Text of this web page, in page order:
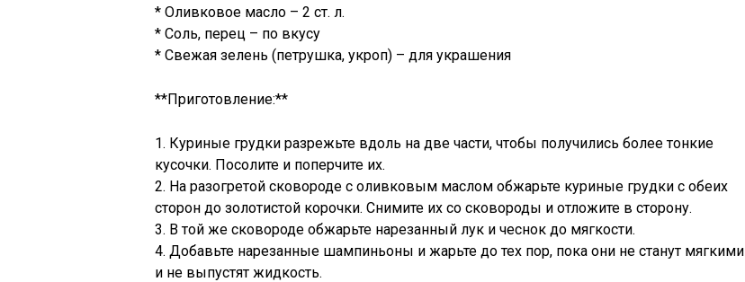
* Оливковое масло – 2 ст. л.
* Соль, перец – по вкусу
* Свежая зелень (петрушка, укроп) – для украшения
**Приготовление:**
1. Куриные грудки разрежьте вдоль на две части, чтобы получились более тонкие
кусочки. Посолите и поперчите их.
2. На разогретой сковороде с оливковым маслом обжарьте куриные грудки с обеих
сторон до золотистой корочки. Снимите их со сковороды и отложите в сторону.
3. В той же сковороде обжарьте нарезанный лук и чеснок до мягкости.
4. Добавьте нарезанные шампиньоны и жарьте до тех пор, пока они не станут мягкими
и не выпустят жидкость.